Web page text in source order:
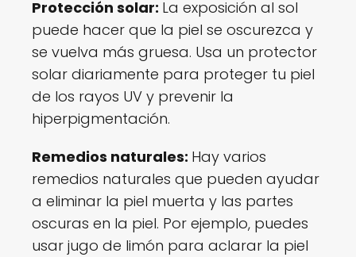
Protección solar: La exposición al sol
puede hacer que la piel se oscurezca y
se vuelva más gruesa. Usa un protector
solar diariamente para proteger tu piel
de los rayos UV y prevenir la
hiperpigmentación.
Remedios naturales: Hay varios
remedios naturales que pueden ayudar
a eliminar la piel muerta y las partes
oscuras en la piel. Por ejemplo, puedes
usar jugo de limón para aclarar la piel